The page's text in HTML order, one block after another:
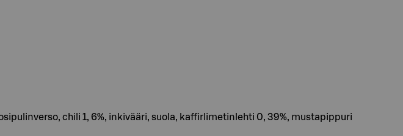
chili 1, 6%, inkivääri, suola, kaffirlimetinlehti 0, 39%, mustapippuri